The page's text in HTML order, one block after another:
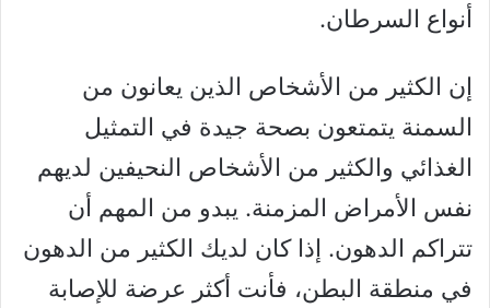
أنواع السرطان.
إن الكثير من الأشخاص الذين يعانون من
السمنة يتمتعون بصحة جيدة في التمثيل
الغذائي والكثير من الأشخاص النحيفين لديهم
نفس الأمراض المزمنة. يبدو من المهم أن
تتراكم الدهون. إذا كان لديك الكثير من الدهون
في منطقة البطن، فأنت أكثر عرضة للإصابة